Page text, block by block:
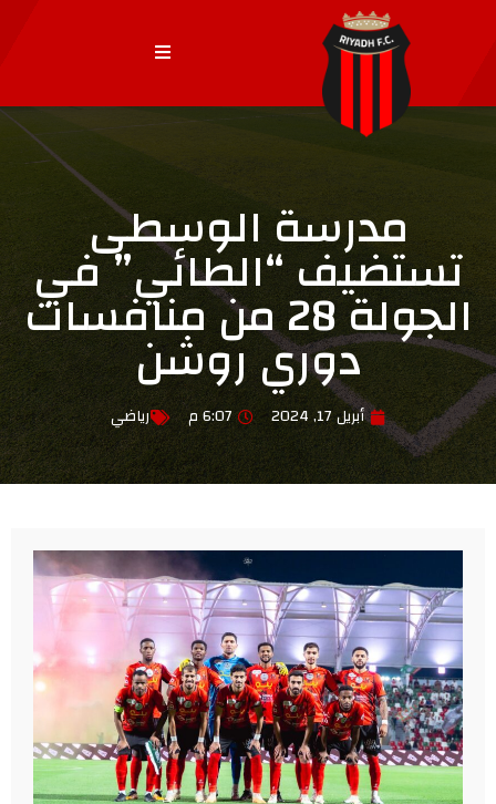
مدرسة الوسطى
تستضيف “الطائي” في
الجولة 28 من منافسات
دوري روشن
أبريل 17, 2024 6:07 م رياضي